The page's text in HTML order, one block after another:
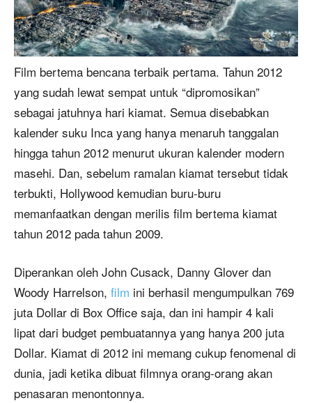
Film bertema bencana terbaik pertama. Tahun 2012
yang sudah lewat sempat untuk “dipromosikan”
sebagai jatuhnya hari kiamat. Semua disebabkan
kalender suku Inca yang hanya menaruh tanggalan
hingga tahun 2012 menurut ukuran kalender modern
masehi. Dan, sebelum ramalan kiamat tersebut tidak
terbukti, Hollywood kemudian buru-buru
memanfaatkan dengan merilis film bertema kiamat
tahun 2012 pada tahun 2009.
Diperankan oleh John Cusack, Danny Glover dan
Woody Harrelson, film ini berhasil mengumpulkan 769
juta Dollar di Box Office saja, dan ini hampir 4 kali
lipat dari budget pembuatannya yang hanya 200 juta
Dollar. Kiamat di 2012 ini memang cukup fenomenal di
dunia, jadi ketika dibuat filmnya orang-orang akan
penasaran menontonnya.